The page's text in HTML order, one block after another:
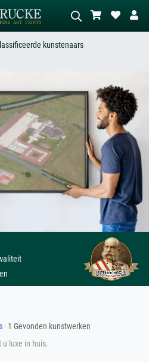
Beschrijf de scène – bijv. groene
weide, abstract met veel rood, donker
olieverfschilderij, staand naakt naast
een boom.
kunstenaars
· 1 Gevonden kunstwerken
luxe in huis.